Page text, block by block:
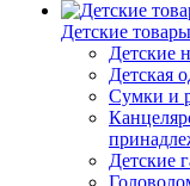
Детские товары
Детские
Детская
Сумки и
Детские